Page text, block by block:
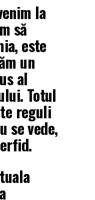
la
să
este
un
al
Totul
reguli
se vede,